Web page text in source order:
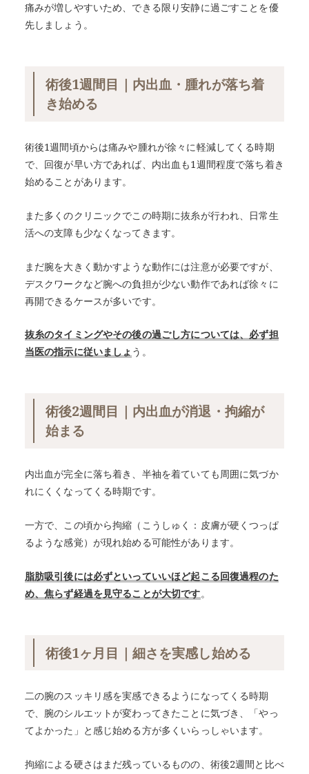
痛みが増しやすいため、できる限り安静に過ごすことを優
先しましょう。
術後1週間目｜内出血・腫れが落ち着
き始める
術後1週間頃からは痛みや腫れが徐々に軽減してくる時期
で、回復が早い方であれば、内出血も1週間程度で落ち着き
始めることがあります。
また多くのクリニックでこの時期に抜糸が行われ、日常生
活への支障も少なくなってきます。
まだ腕を大きく動かすような動作には注意が必要ですが、
デスクワークなど腕への負担が少ない動作であれば徐々に
再開できるケースが多いです。
抜糸のタイミングやその後の過ごし方については、必ず担
当医の指示に従いましょ う。
術後2週間目｜内出血が消退・拘縮が
始まる
内出血が完全に落ち着き、半袖を着ていても周囲に気づか
れにくくなってくる時期です。
一方で、この頃から拘縮（こうしゅく：皮膚が硬くつっぱ
るような感覚）が現れ始める可能性があります。
脂肪吸引後には必ずといっていいほど起こる回復過程のた
め、焦らず経過を見守ることが大切です。
術後1ヶ月目｜細さを実感し始める
二の腕のスッキリ感を実感できるようになってくる時期
で、腕のシルエットが変わってきたことに気づき、「やっ
てよかった」と感じ始める方が多くいらっしゃいます。
拘縮による硬さはまだ残っているものの、術後2週間と比べ